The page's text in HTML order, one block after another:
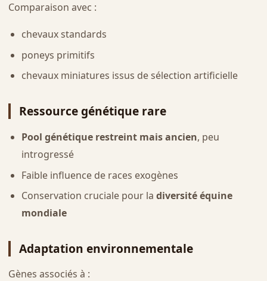
Comparaison avec :
chevaux standards
poneys primitifs
chevaux miniatures issus de sélection artificielle
Ressource génétique rare
Pool génétique restreint mais ancien, peu
introgressé
Faible influence de races exogènes
Conservation cruciale pour la diversité équine
mondiale
Adaptation environnementale
Gènes associés à :